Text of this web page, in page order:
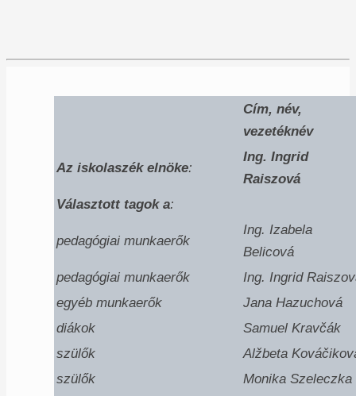
Cím, név,
vezetéknév
Az iskolaszék elnöke:
Ing. Ingrid
Raiszová
Választott tagok a:
pedagógiai munkaerők
Ing. Izabela
Belicová
pedagógiai munkaerők
Ing. Ingrid
egyéb munkaerők
Jana Hazuchová
diákok
Samuel Kravčák
szülők
Alžbeta
szülők
Monika Szeleczka